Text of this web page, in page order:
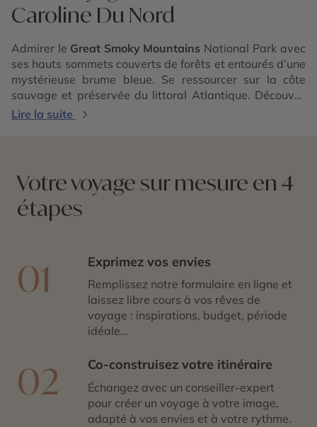
Caroline Du Nord
Admirer le Great Smoky Mountains National Park avec
ses hauts sommets couverts de forêts et entourés d’une
mystérieuse brume bleue. Se ressourcer sur la côte
sauvage et préservée du littoral Atlantique. Découvrir
une très riche diversité de faune et de flore, des villes
voyage, vous pratiquez la randonnée dans les
montagnes ou sur les plages, empruntez la route
panoramique Blue Ridge Parkway, grimpez en haut des
phares, vous régalez de barbecues et de vins de la
qui dépayse et inspire.
Lire la suite
Votre voyage sur mesure en 4
étapes
01 Exprimez vos envies
Remplissez notre formulaire en ligne et
laissez libre cours à vos rêves de
voyage : inspirations, budget, période
idéale…
02 Co-construisez votre itinéraire
Échangez avec un conseiller-expert
pour créer un voyage à votre image,
adapté à vos envies et à votre rythme.